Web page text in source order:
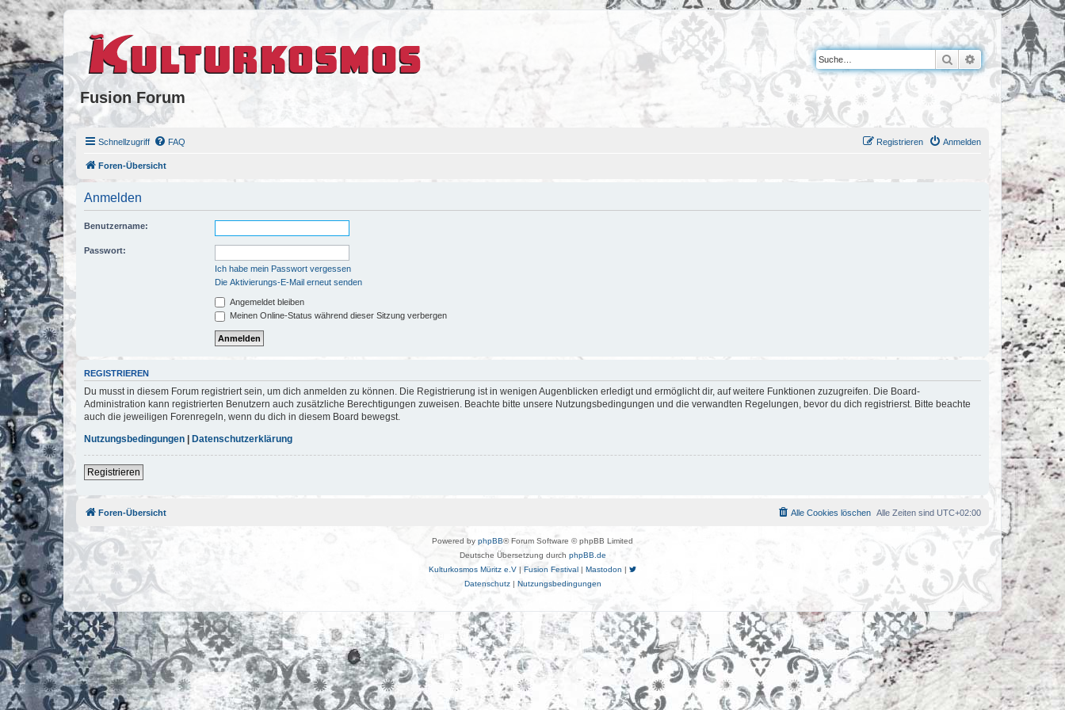
Fusion Forum
Suche Erweiterte Suche
Schnellzugriff FAQ Anmelden
Registrieren
Foren-Übersicht
Anmelden
Benutzername:
Passwort:
Ich habe mein Passwort vergessen
Die Aktivierungs-E-Mail erneut senden
Angemeldet bleiben
Meinen Online-Status während dieser Sitzung verbergen
REGISTRIEREN
Du musst in diesem Forum registriert sein, um dich anmelden zu können. Die Registrierung ist in wenigen Augenblicken erledigt und ermöglicht dir, auf weitere Funktionen zuzugreifen. Die Board-
Administration kann registrierten Benutzern auch zusätzliche Berechtigungen zuweisen. Beachte bitte unsere Nutzungsbedingungen und die verwandten Regelungen, bevor du dich registrierst. Bitte beachte
auch die jeweiligen Forenregeln, wenn du dich in diesem Board bewegst.
Nutzungsbedingungen
Datenschutzerklärung
Registrieren
Foren-Übersicht Alle Zeiten sind UTC+02:00
Alle Cookies löschen
Powered by phpBB® Forum Software © phpBB Limited
Deutsche Übersetzung durch phpBB.de
Kulturkosmos Müritz e.V | Fusion Festival | Mastodon |
Datenschutz| Nutzungsbedingungen